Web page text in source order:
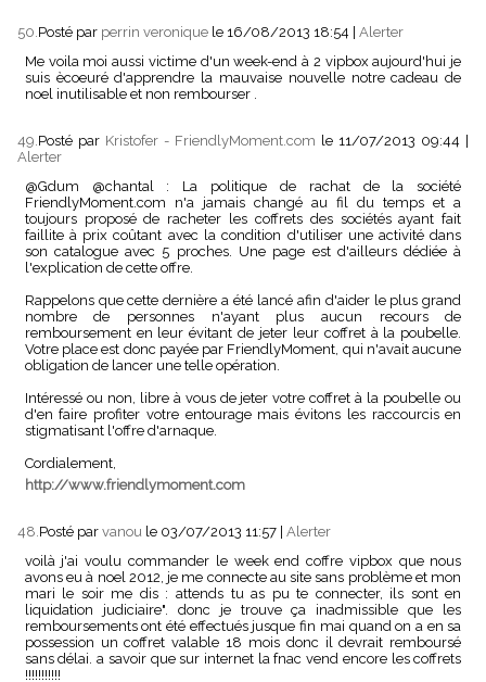
50. Posté par perrin veronique le 16/08/2013 18:54
Alerter
Me voila moi aussi victime d'un week-end à 2 vipbox aujourd'hui je
suis ècoeuré d'apprendre la mauvaise nouvelle notre cadeau de
noel inutilisable et non rembourser .
49.Posté par Kristofer - FriendlyMoment.com le 11/07/2013 09:44
Alerter
@Gdum @chantal : La politique de rachat de la société
FriendlyMoment.com n'a jamais changé au fil du temps et a
toujours proposé de racheter les coffrets des sociétés ayant fait
faillite à prix coûtant avec la condition d'utiliser une activité dans
son catalogue avec 5 proches. Une page est d'ailleurs dédiée à
l'explication de cette offre.
Rappelons que cette dernière a été lancé afin d'aider le plus grand
nombre de personnes n'ayant plus aucun recours de
remboursement en leur évitant de jeter leur coffret à la poubelle.
Votre place est donc payée par FriendlyMoment, qui n'avait aucune
obligation de lancer une telle opération.
Intéressé ou non, libre à vous de jeter votre coffret à la poubelle ou
d'en faire profiter votre entourage mais évitons les raccourcis en
stigmatisant l'offre d'arnaque.
Cordialement,
http://www.friendlymoment.com
48.Posté par vanou le 03/07/2013 11:57 Alerter
voilà j'ai voulu commander le week end coffre vipbox que nous
avons eu à noel 2012, je me connecte au site sans problème et mon
mari le soir me dis : attends tu as pu te connecter, ils sont en
liquidation judiciaire". donc je trouve ça inadmissible que les
remboursements ont été effectués jusque fin mai quand on a en sa
possession un coffret valable 18 mois donc il devrait remboursé
sans délai. a savoir que sur internet la fnac vend encore les coffrets
!!!!!!!!!!!